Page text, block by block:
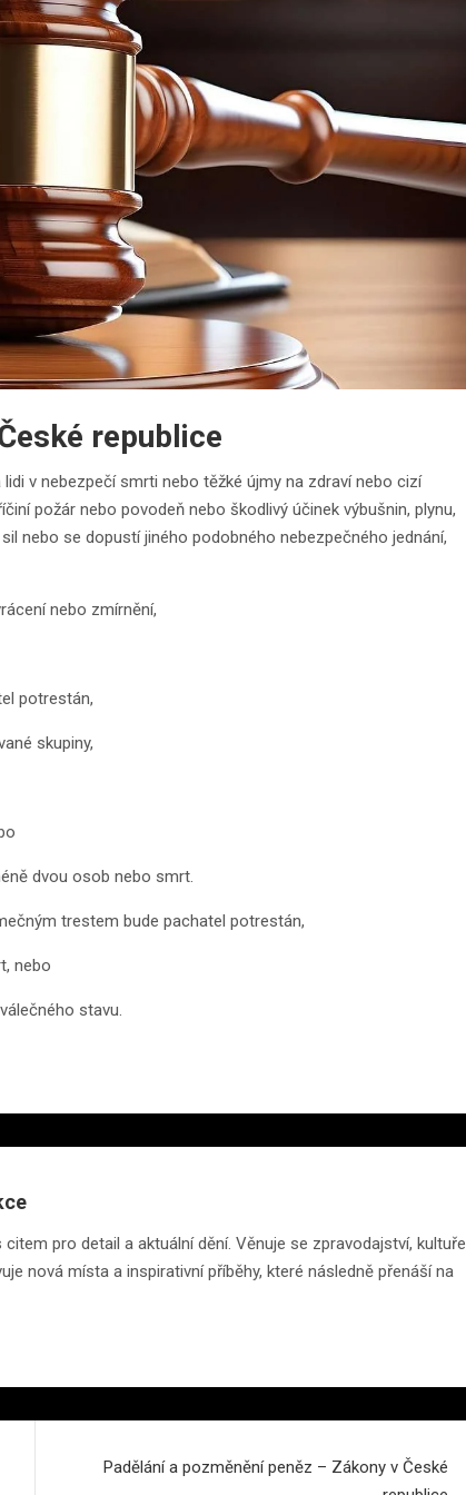
republice
v nebezpečí smrti nebo těžké újmy na zdraví nebo cizí
požár nebo povodeň nebo škodlivý účinek výbušnin, plynu,
nebo se dopustí jiného podobného nebezpečného jednání,
nebo zmírnění,
potrestán,
skupiny,
dvou osob nebo smrt.
trestem bude pachatel potrestán,
nebo
stavu.
pro detail a aktuální dění. Věnuje se zpravodajství, kultuře
nová místa a inspirativní příběhy, které následně přenáší na
Padělání a pozměnění peněz – Zákony v České